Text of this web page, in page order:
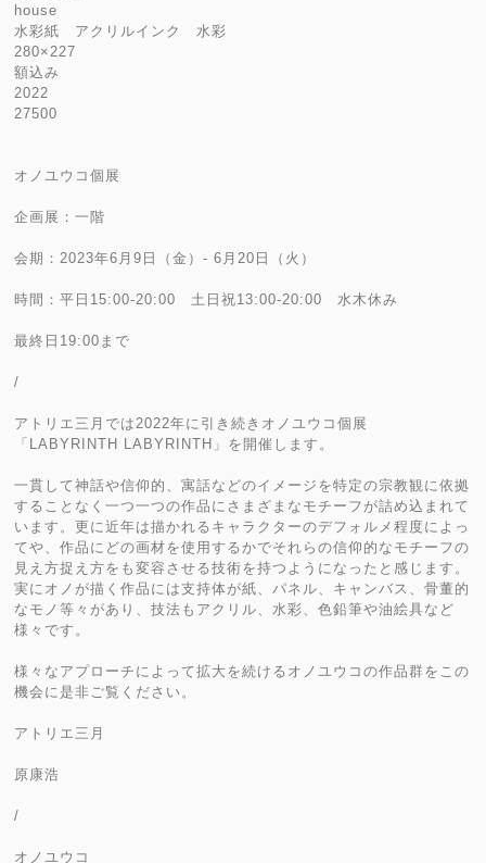
house
水彩紙 アクリルインク 水彩
280×227
額込み
2022
27500
オノユウコ個展
企画展：一階
会期：2023年6月9日（金）- 6月20日（火）
時間：平日15:00-20:00 土日祝13:00-20:00 水木休み
最終日19:00まで
/
アトリエ三月では2022年に引き続きオノユウコ個展
「LABYRINTH LABYRINTH」を開催します。
一貫して神話や信仰的、寓話などのイメージを特定の宗教観に依拠
することなく一つ一つの作品にさまざまなモチーフが詰め込まれて
います。更に近年は描かれるキャラクターのデフォルメ程度によっ
てや、作品にどの画材を使用するかでそれらの信仰的なモチーフの
見え方捉え方をも変容させる技術を持つようになったと感じます。
実にオノが描く作品には支持体が紙、パネル、キャンバス、骨董的
なモノ等々があり、技法もアクリル、水彩、色鉛筆や油絵具など
様々です。
様々なアプローチによって拡大を続けるオノユウコの作品群をこの
機会に是非ご覧ください。
アトリエ三月
原康浩
/
オノユウコ